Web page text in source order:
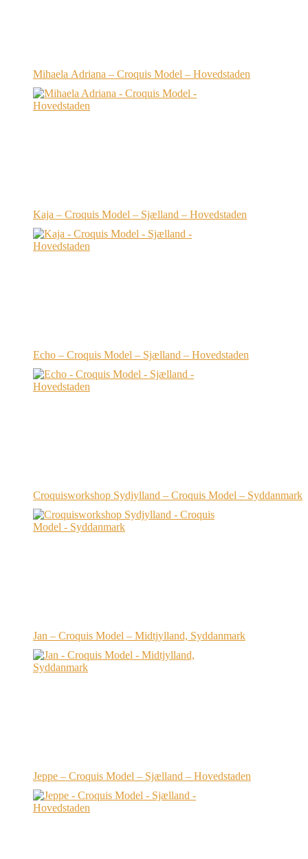
Mihaela Adriana – Croquis Model – Hovedstaden
Kaja – Croquis Model – Sjælland – Hovedstaden
Echo – Croquis Model – Sjælland – Hovedstaden
Croquisworkshop Sydjylland – Croquis Model – Syddanmark
Jan – Croquis Model – Midtjylland, Syddanmark
Jeppe – Croquis Model – Sjælland – Hovedstaden